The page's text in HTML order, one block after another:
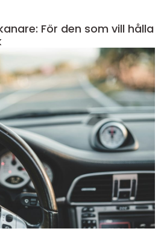
För den som vill hålla